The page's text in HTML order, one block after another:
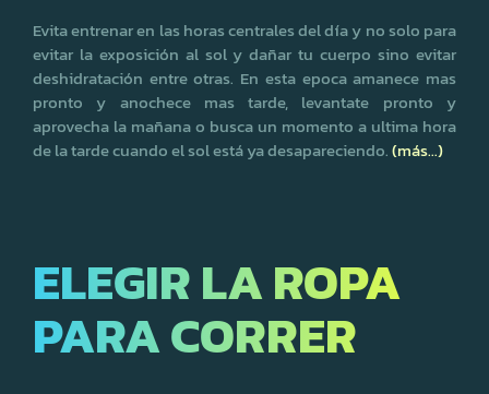
Evita entrenar en las horas centrales del día y no solo para
evitar la exposición al sol y dañar tu cuerpo sino evitar
deshidratación entre otras. En esta epoca amanece mas
pronto y anochece mas tarde, levantate pronto y
aprovecha la mañana o busca un momento a ultima hora
de la tarde cuando el sol está ya desapareciendo.(más…)
ELEGIR LA ROPA
PARA CORRER